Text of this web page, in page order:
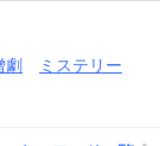
劇
ミステリー